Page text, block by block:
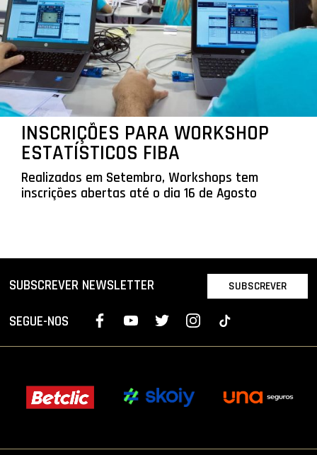
INSCRIÇÕES PARA WORKSHOP
ESTATÍSTICOS FIBA
Realizados em Setembro, Workshops tem
inscrições abertas até o dia 16 de Agosto
SUBSCREVER NEWSLETTER SUBSCREVER
SEGUE-NOS